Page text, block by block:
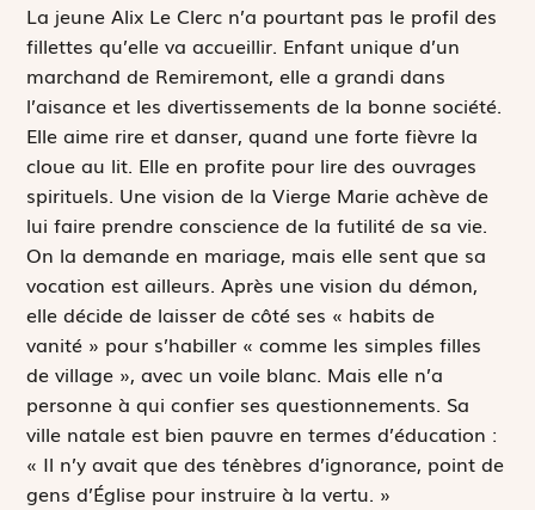
La jeune Alix Le Clerc n’a pourtant pas le profil des
­fillettes qu’elle va accueillir. Enfant unique d’un
marchand de Remiremont, elle a grandi dans
l’aisance et les divertissements de la bonne société.
Elle aime rire et danser, quand une forte fièvre la
cloue au lit. Elle en profite pour lire des ouvrages
spirituels. Une vision de la Vierge Marie achève de
lui faire prendre conscience de la futilité de sa vie.
On la demande en mariage, mais elle sent que sa
vocation est ailleurs. Après une vision du démon,
elle décide de laisser de côté ses « habits de
vanité » pour s’habiller « comme les simples filles
de village », avec un voile blanc. Mais elle n’a
personne à qui confier ses questionnements. Sa
ville natale est bien pauvre en termes d’éducation :
« Il n’y avait que des ténèbres d’ignorance, point de
gens d’Église pour instruire à la vertu. »